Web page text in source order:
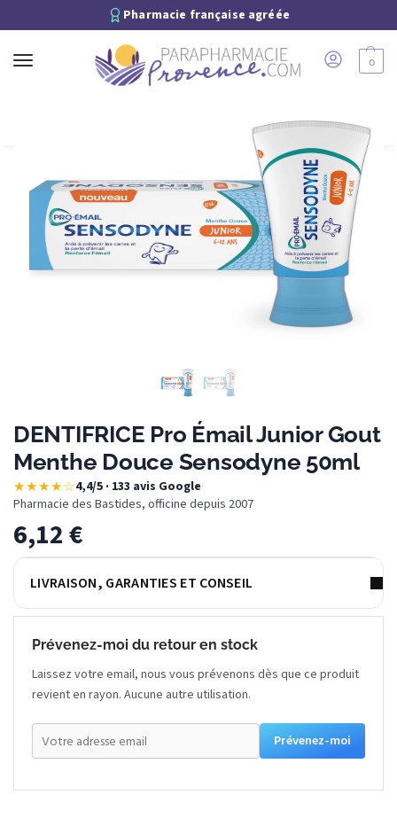
Pharmacie française agréée
Recherche
0
DENTIFRICE Pro Émail Junior Gout
Menthe Douce Sensodyne 50ml
★★★★☆4,4/5 · 133 avis Google·
Pharmacie des Bastides, officine depuis 2007
6,12€
LIVRAISON, GARANTIES ET CONSEIL
Prévenez-moi du retour en stock
Laissez votre email, nous vous prévenons dès que ce produit
revient en rayon. Aucune autre utilisation.
Prévenez-moi